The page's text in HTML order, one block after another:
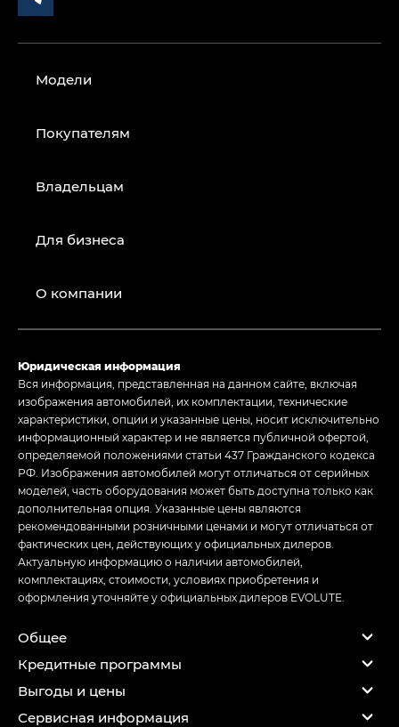
Модели
Покупателям
Владельцам
Для бизнеса
О компании
Юридическая информация
Вся информация, представленная на данном сайте, включая
изображения автомобилей, их комплектации, технические
характеристики, опции и указанные цены, носит исключительно
информационный характер и не является публичной офертой,
определяемой положениями статьи 437 Гражданского кодекса
РФ. Изображения автомобилей могут отличаться от серийных
моделей, часть оборудования может быть доступна только как
дополнительная опция. Указанные цены являются
рекомендованными розничными ценами и могут отличаться от
фактических цен, действующих у официальных дилеров.
Актуальную информацию о наличии автомобилей,
комплектациях, стоимости, условиях приобретения и
оформления уточняйте у официальных дилеров EVOLUTE.
Общее
Кредитные программы
Выгоды и цены
Сервисная информация